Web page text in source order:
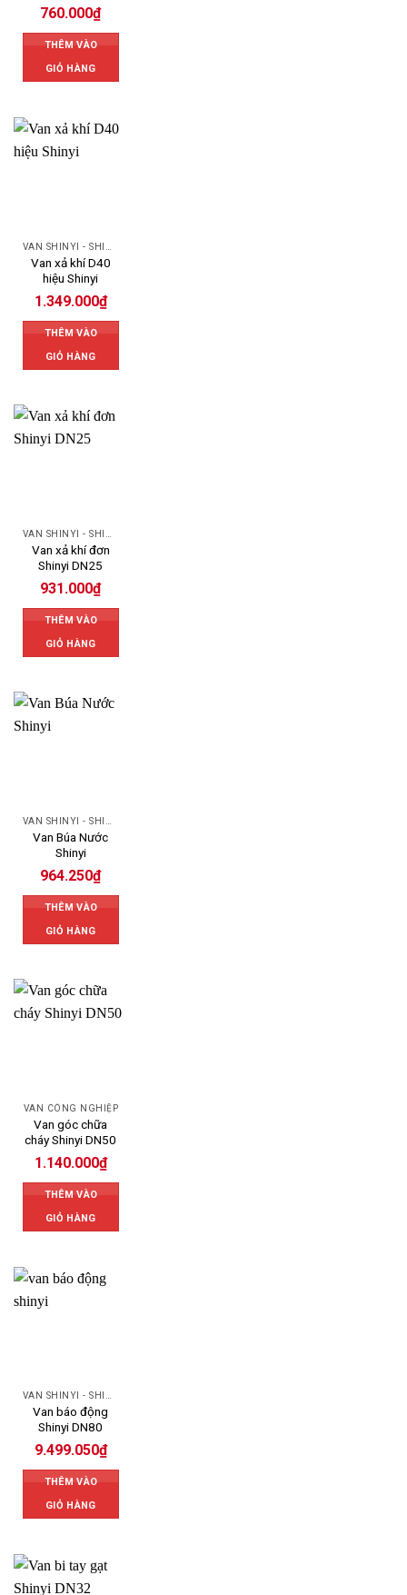
760.000₫
THÊM VÀO
GIỎ HÀNG
Van xả khí D40
hiệu Shinyi
1.349.000₫
THÊM VÀO
GIỎ HÀNG
Van xả khí đơn
Shinyi DN25
931.000₫
THÊM VÀO
GIỎ HÀNG
Van Búa Nước
Shinyi
964.250₫
THÊM VÀO
GIỎ HÀNG
VAN CÔNG NGHIỆP
Van góc chữa
cháy Shinyi DN50
1.140.000₫
THÊM VÀO
GIỎ HÀNG
VAN SHINYI - SHINYI VALVES
Van báo động
Shinyi DN80
9.499.050₫
THÊM VÀO
GIỎ HÀNG